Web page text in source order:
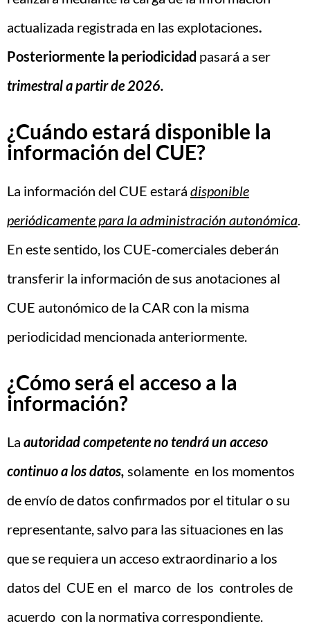
actualizada registrada en las explotaciones.
Posteriormente la periodicidad pasará a ser
trimestral a partir de 2026.
¿Cuándo estará disponible la
información del CUE?
La información del CUE estará disponible
periódicamente para la administración autonómica.
En este sentido, los CUE-comerciales deberán
transferir la información de sus anotaciones al
CUE autonómico de la CAR con la misma
periodicidad mencionada anteriormente.
¿Cómo será el acceso a la
información?
La autoridad competente no tendrá un acceso
continuo a los datos, solamente en los momentos
de envío de datos confirmados por el titular o su
representante, salvo para las situaciones en las
que se requiera un acceso extraordinario a los
datos del CUE en el marco de los controles de
acuerdo con la normativa correspondiente.